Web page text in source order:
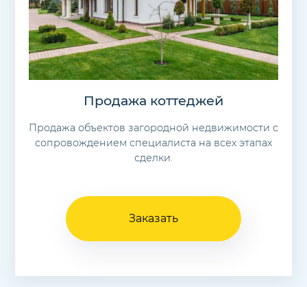
Продажа коттеджей
Продажа объектов загородной недвижимости с
сопровождением специалиста на всех этапах
сделки.
Заказать